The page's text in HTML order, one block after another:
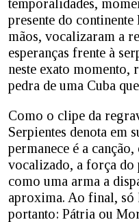
temporalidades,
presente do
mãos, vocalizaram a
esperanças frente à
neste exato momento,
pedra de uma Cuba
Como o clipe da
Serpientes denota em
permanece é a
vocalizado, a força do
como uma arma a
aproxima. Ao final, só
portanto: Pátria ou